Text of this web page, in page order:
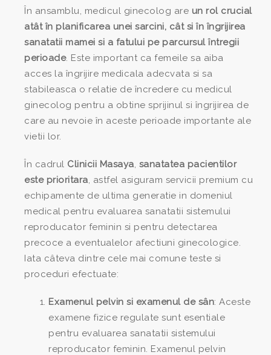
În ansamblu, medicul ginecolog are un rol crucial
atât în planificarea unei sarcini, cât si în îngrijirea
sanatatii mamei si a fatului pe parcursul întregii
perioade. Este important ca femeile sa aiba
acces la îngrijire medicala adecvata si sa
stabileasca o relatie de încredere cu medicul
ginecolog pentru a obtine sprijinul si îngrijirea de
care au nevoie în aceste perioade importante ale
vietii lor.
În cadrul Clinicii Masaya, sanatatea pacientilor
este prioritara, astfel asiguram servicii premium cu
echipamente de ultima generatie in domeniul
medical pentru evaluarea sanatatii sistemului
reproducator feminin si pentru detectarea
precoce a eventualelor afectiuni ginecologice.
Iata câteva dintre cele mai comune teste si
proceduri efectuate:
Examenul pelvin si examenul de sân: Aceste
examene fizice regulate sunt esentiale
pentru evaluarea sanatatii sistemului
reproducator feminin. Examenul pelvin